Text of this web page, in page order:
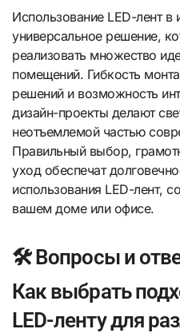
Использование LED-лент в
универсальное решение,
реализовать множество
помещений. Гибкость
решений и возможность
дизайн-проекты делают
неотъемлемой частью
Правильный выбор,
уход обеспечат
использования LED-лент,
вашем доме или офисе.
🛠️ Вопросы и
Как выбрать
LED-ленту для